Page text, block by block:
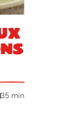
35 min